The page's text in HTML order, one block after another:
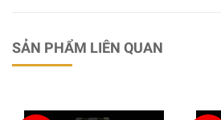
SẢN PHẨM LIÊN QUAN